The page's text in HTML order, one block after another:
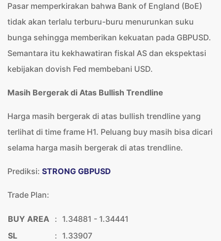
Pasar memperkirakan bahwa Bank of England (BoE)
tidak akan terlalu terburu-buru menurunkan suku
bunga sehingga memberikan kekuatan pada GBPUSD.
Semantara itu kekhawatiran fiskal AS dan ekspektasi
kebijakan dovish Fed membebani USD.
Masih Bergerak di Atas Bullish Trendline
Harga masih bergerak di atas bullish trendline yang
terlihat di time frame H1. Peluang buy masih bisa dicari
selama harga masih bergerak di atas trendline.
Prediksi: STRONG GBPUSD
Trade Plan:
BUY AREA : 1.34881 - 1.34441
SL
: 1.33907